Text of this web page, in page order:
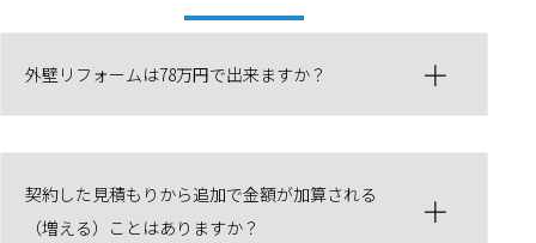
外壁リフォームは78万円で出来ますか？
契約した見積もりから追加で金額が加算される
（増える）ことはありますか？